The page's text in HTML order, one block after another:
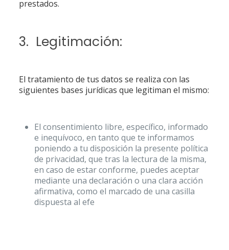
prestados.
3. Legitimación:
El tratamiento de tus datos se realiza con las
siguientes bases jurídicas que legitiman el mismo:
El consentimiento libre, específico, informado
e inequívoco, en tanto que te informamos
poniendo a tu disposición la presente política
de privacidad, que tras la lectura de la misma,
en caso de estar conforme, puedes aceptar
mediante una declaración o una clara acción
afirmativa, como el marcado de una casilla
dispuesta al efe